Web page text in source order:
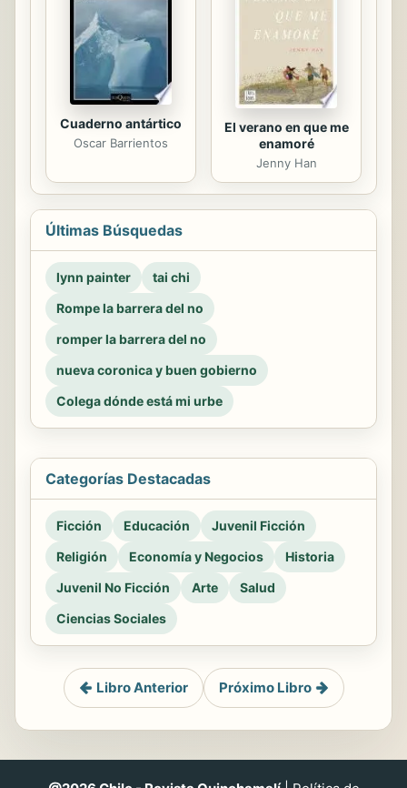
Cuaderno antártico
Oscar Barrientos
El verano en que me
enamoré
Jenny Han
Últimas Búsquedas
lynn painter
tai chi
Rompe la barrera del no
romper la barrera del no
nueva coronica y buen gobierno
Colega dónde está mi urbe
Categorías Destacadas
Ficción Educación
Juvenil Ficción
Religión
Economía y Negocios
Historia
Juvenil No Ficción
Arte
Salud
Ciencias Sociales
Libro Anterior Próximo Libro